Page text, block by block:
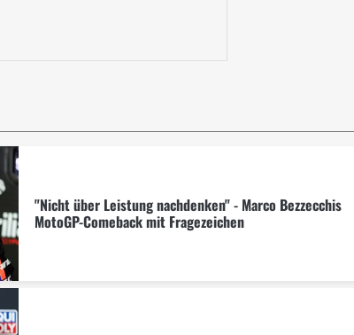
"Nicht über Leistung nachdenken" - Marco Bezzecchis
MotoGP-Comeback mit Fragezeichen